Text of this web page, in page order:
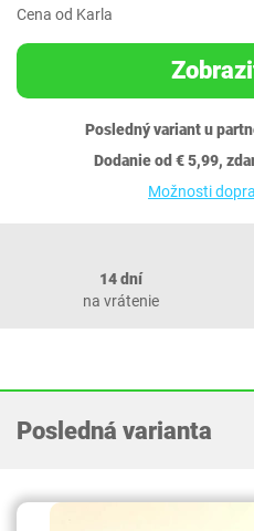
Cena od Karla
Posledný variant u
Dodanie od € 5,99,
Možnosti
14 dní
na vrátenie
Posledná varianta